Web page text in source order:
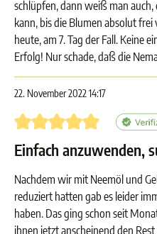
schlüpfen, dann weiß man
kann, bis die Blumen absolut
heute, am 7. Tag der Fall. Keine
Erfolg! Nur schade, daß die
22. November 2022 14:17
Bewertung mit 5 von 5 Sternen
Einfach anzuwenden,
Nachdem wir mit Neemöl und
reduziert hatten gab es leider
haben. Das ging schon seit
ihnen jetzt anscheinend den